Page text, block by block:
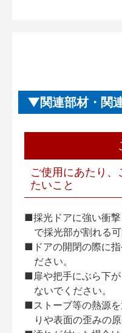
関連部材・関
ご使用にあたり、
たいこと
■採光ドアに強い衝
で採光部が割れる
■ドアの開閉の際に指
ださい。
■扉や把手にぶら下
ないでください。
■ストーブ等の熱源
りや表面の歪みの